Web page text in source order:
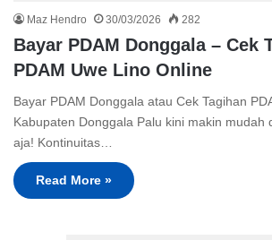
Maz Hendro 30/03/2026 282
Bayar PDAM Donggala – Cek
PDAM Uwe Lino Online
Bayar PDAM Donggala atau Cek Tagihan
Kabupaten Donggala Palu kini makin mudah
aja! Kontinuitas…
Read More »